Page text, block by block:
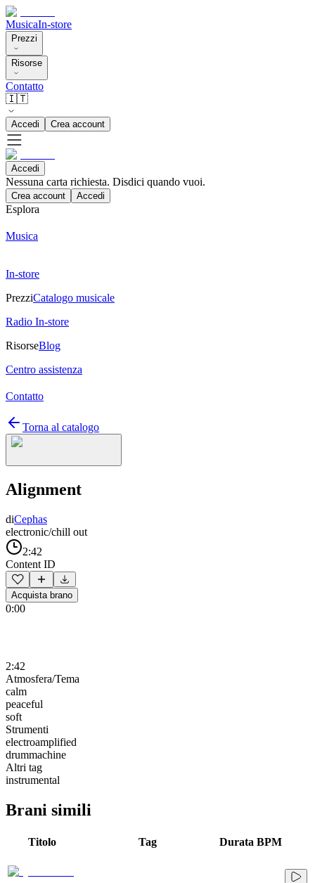
MusicaIn-store
Prezzi
Risorse
Contatto
🇮🇹
Accedi Crea account
Accedi
Nessuna carta richiesta. Disdici quando vuoi.
Crea account Accedi
Esplora
Musica
In-store
PrezziCatalogo musicale
Radio In-store
RisorseBlog
Centro assistenza
Contatto
Torna al catalogo
Alignment
diCephas
electronic/chill out
2:42
Content ID
Acquista brano
0:00
2:42
Atmosfera/Tema
calm
peaceful
soft
Strumenti
electroamplified
drummachine
Altri tag
instrumental
Brani simili
Titolo Tag Durata BPM